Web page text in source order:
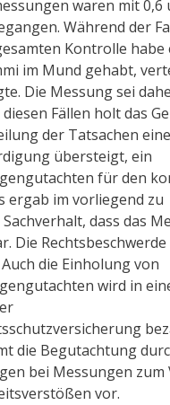
waren mit 0,6
Während der
Kontrolle habe
im Mund gehabt,
Die Messung sei
Fällen holt das
der Tatsachen
übersteigt, ein
für den
ergab im vorliegend zu
dass das
Die
die Einholung von
wird in
die Begutachtung
bei Messungen
vor.